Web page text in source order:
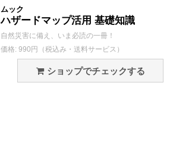
ムック
ハザードマップ活用 基礎知識
自然災害に備え、いま必読の一冊！
価格: 990円（税込み・送料サービス）
ショップでチェックする